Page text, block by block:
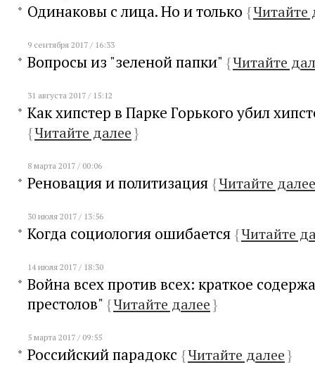
Одинаковы с лица. Но и только {Читайте
9 сентября 2017 / 16:33
Вопросы из "зеленой папки" {Читайте
31 августа 2017 / 15:12
Как хипстер в Парке Горького убил
{Читайте далее}
8 марта 2017 / 00:06
Реновация и политизация {Читайте далее
30 июля 2017 / 13:56
Когда социология ошибается {Читайте
14 июля 2017 / 18:30
Война всех против всех: краткое
престолов" {Читайте далее}
5 марта 2017 / 09:55
Российский парадокс {Читайте далее}